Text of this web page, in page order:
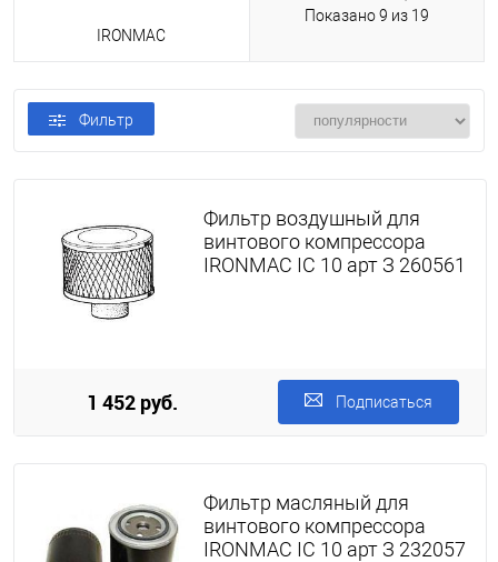
IRONMAC
Показано9 из 19
Фильтр
Фильтр воздушный для
винтового компрессора
IRONMAC IC 10 арт З 260561
1 452 руб. Подписаться
Фильтр масляный для
винтового компрессора
IRONMAC IC 10 арт З 232057